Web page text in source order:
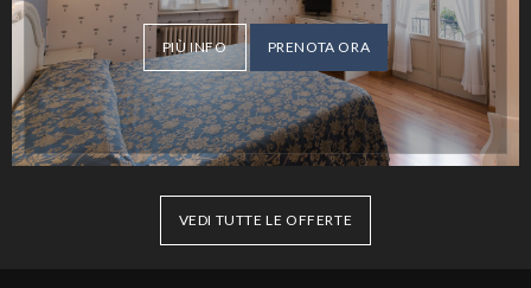
PIÙ INFO PRENOTA ORA
VEDI TUTTE LE OFFERTE